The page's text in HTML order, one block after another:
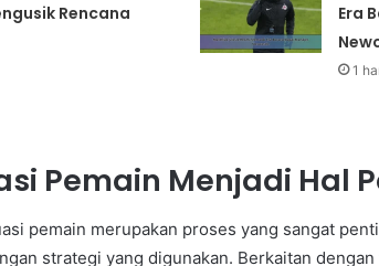
Rencana
Era
1
Pemain Menjadi Hal
pemain merupakan proses yang sangat
strategi yang digunakan. Berkaitan